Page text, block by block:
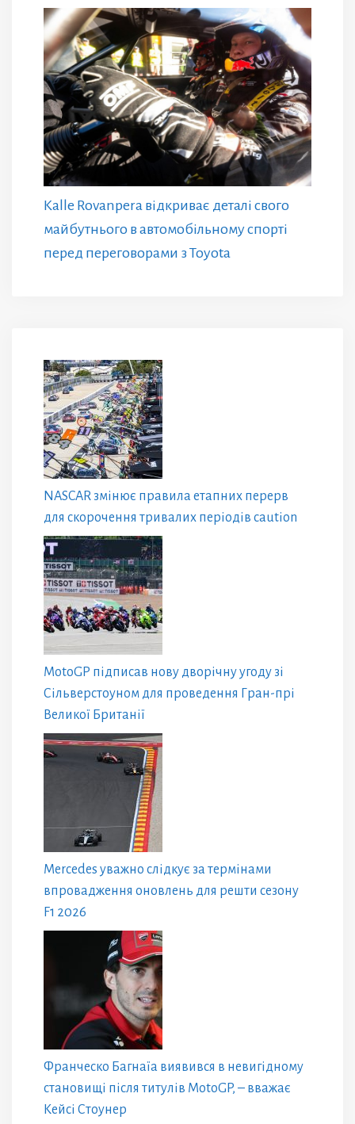
Kalle Rovanpera відкриває деталі свого
майбутнього в автомобільному спорті
перед переговорами з Toyota
NASCAR змінює правила етапних перерв
для скорочення тривалих періодів caution
MotoGP підписав нову дворічну угоду зі
Сільверстоуном для проведення Гран-прі
Великої Британії
Mercedes уважно слідкує за термінами
впровадження оновлень для решти сезону
F1 2026
Франческо Багнаїа виявився в невигідному
становищі після титулів MotoGP, – вважає
Кейсі Стоунер